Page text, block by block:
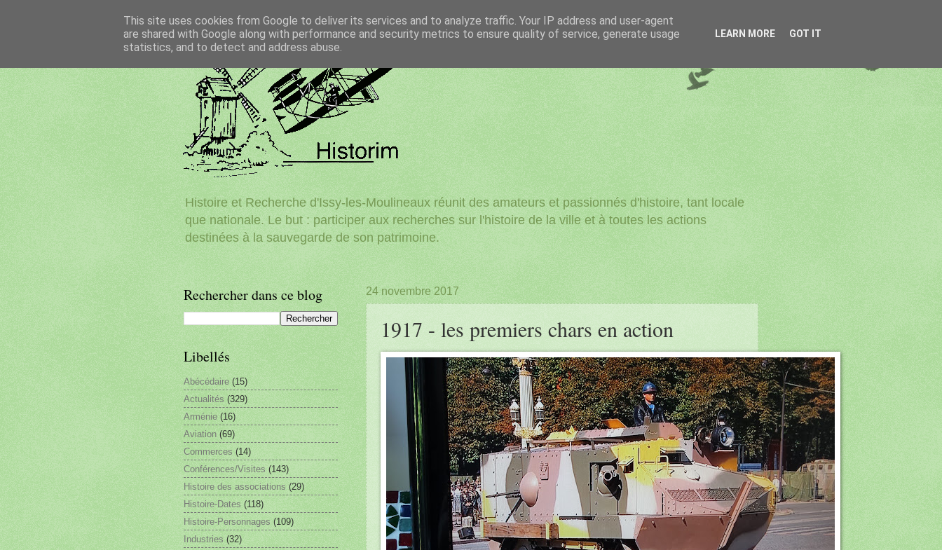
Histoire et Recherche d'Issy-les-Moulineaux réunit des amateurs et passionnés d'histoire, tant locale
que nationale. Le but : participer aux recherches sur l'histoire de la ville et à toutes les actions
destinées à la sauvegarde de son patrimoine.
24 novembre 2017
1917 - les premiers chars en action
Rechercher dans ce blog
Libellés
Abécédaire (15)
Actualités (329)
Arménie (16)
Aviation (69)
Commerces (14)
Conférences/Visites (143)
Histoire des associations (29)
Histoire-Dates (118)
Histoire-Personnages (109)
Industries (32)
This site uses cookies from Google to deliver its services and to analyze traffic. Your IP address and user-agent
are shared with Google along with performance and security metrics to ensure quality of service, generate usage
statistics, and to detect and address abuse.
LEARN MORE GOT IT